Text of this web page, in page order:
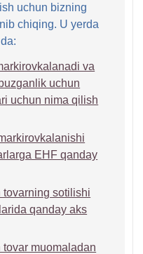
uchun bizning
chiqing. U yerda
va
uchun
uchun nima qilish
EHF qanday
tovarning sotilishi
qanday aks
muomaladan